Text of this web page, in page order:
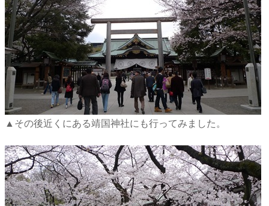
▲その後近くにある靖国神社にも行ってみました。